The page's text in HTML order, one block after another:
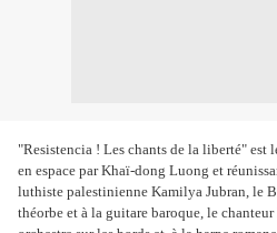
"Resistencia ! Les chants de la liberté" est
en espace par Khaï-dong Luong et
luthiste palestinienne Kamilya Jubran, le
théorbe et à la guitare baroque, le